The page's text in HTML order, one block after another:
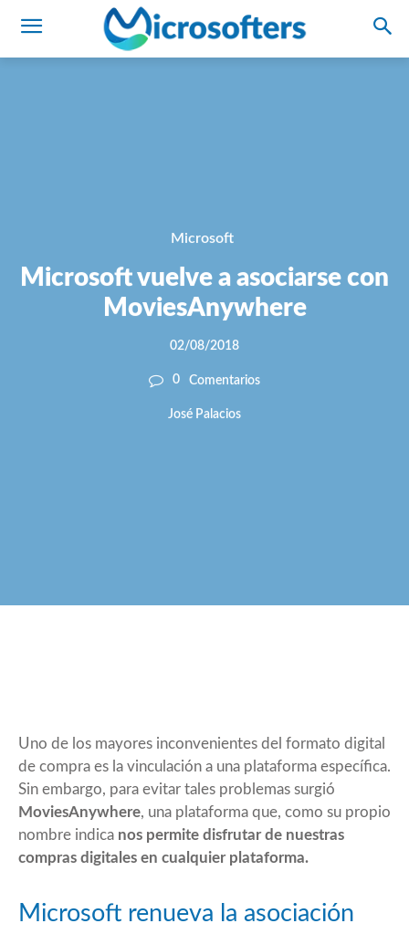
Microsoft
Microsoft vuelve a asociarse con
MoviesAnywhere
02/08/2018
0 Comentarios
José Palacios
Uno de los mayores inconvenientes del formato digital
de compra es la vinculación a una plataforma específica.
Sin embargo, para evitar tales problemas surgió
MoviesAnywhere, una plataforma que, como su propio
nombre indica nos permite disfrutar de nuestras
compras digitales en cualquier plataforma.
Microsoft renueva la asociación